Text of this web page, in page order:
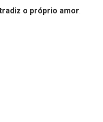
o próprio amor.